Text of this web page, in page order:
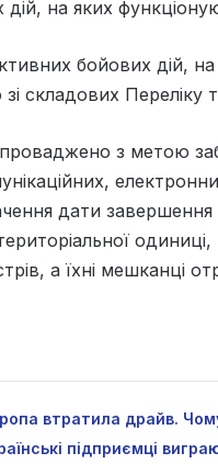
на яких
бойових дій,
складових Переліку
з метою
дати
а їхні мешканці
втратила драйв.
підприємці